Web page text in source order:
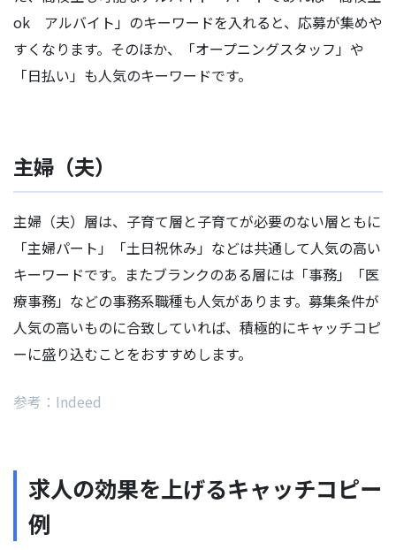
ok アルバイト」のキーワードを入れると、応募が集めや
すくなります。そのほか、「オープニングスタッフ」や
「日払い」も人気のキーワードです。
主婦（夫）
主婦（夫）層は、子育て層と子育てが必要のない層ともに
「主婦パート」「土日祝休み」などは共通して人気の高い
キーワードです。またブランクのある層には「事務」「医
療事務」などの事務系職種も人気があります。募集条件が
人気の高いものに合致していれば、積極的にキャッチコピ
ーに盛り込むことをおすすめします。
参考：Indeed
求人の効果を上げるキャッチコピー
例